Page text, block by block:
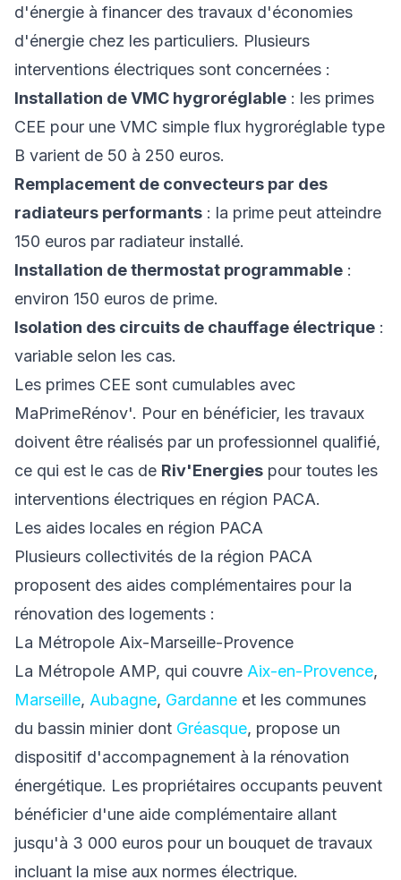
d'énergie à financer des travaux d'économies
d'énergie chez les particuliers. Plusieurs
interventions électriques sont concernées :
Installation de VMC hygroréglable : les primes
CEE pour une VMC simple flux hygroréglable type
B varient de 50 à 250 euros.
Remplacement de convecteurs par des
radiateurs performants : la prime peut atteindre
150 euros par radiateur installé.
Installation de thermostat programmable :
environ 150 euros de prime.
Isolation des circuits de chauffage électrique :
variable selon les cas.
Les primes CEE sont cumulables avec
MaPrimeRénov'. Pour en bénéficier, les travaux
doivent être réalisés par un professionnel qualifié,
ce qui est le cas de Riv'Energies pour toutes les
interventions électriques en région PACA.
Les aides locales en région PACA
Plusieurs collectivités de la région PACA
proposent des aides complémentaires pour la
rénovation des logements :
La Métropole Aix-Marseille-Provence
La Métropole AMP, qui couvre Aix-en-Provence,
Marseille, Aubagne, Gardanne et les communes
du bassin minier dont Gréasque, propose un
dispositif d'accompagnement à la rénovation
énergétique. Les propriétaires occupants peuvent
bénéficier d'une aide complémentaire allant
jusqu'à 3 000 euros pour un bouquet de travaux
incluant la mise aux normes électrique.